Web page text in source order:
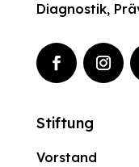
Diagnostik,
Stiftung
Vorstand